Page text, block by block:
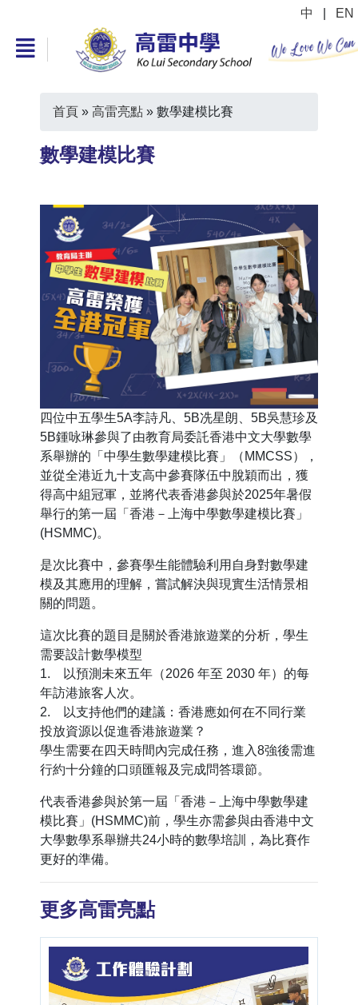
中 EN
首頁 » 高雷亮點 » 數學建模比賽
數學建模比賽
四位中五學生5A李詩凡、5B冼星朗、5B吳慧珍及
5B鍾咏琳參與了由教育局委託香港中文大學數學
系舉辦的「中學生數學建模比賽」（MMCSS），
並從全港近九十支高中參賽隊伍中脫穎而出，獲
得高中組冠軍，並將代表香港參與於2025年暑假
舉行的第一屆「香港－上海中學數學建模比賽」
(HSMMC)。
是次比賽中，參賽學生能體驗利用自身對數學建
模及其應用的理解，嘗試解決與現實生活情景相
關的問題。
這次比賽的題目是關於香港旅遊業的分析，學生
需要設計數學模型
1. 以預測未來五年（2026 年至 2030 年）的每
年訪港旅客人次。
2. 以支持他們的建議：香港應如何在不同行業
投放資源以促進香港旅遊業？
學生需要在四天時間內完成任務，進入8強後需進
行約十分鐘的口頭匯報及完成問答環節。
代表香港參與於第一屆「香港－上海中學數學建
模比賽」(HSMMC)前，學生亦需參與由香港中文
大學數學系舉辦共24小時的數學培訓，為比賽作
更好的準備。
更多高雷亮點